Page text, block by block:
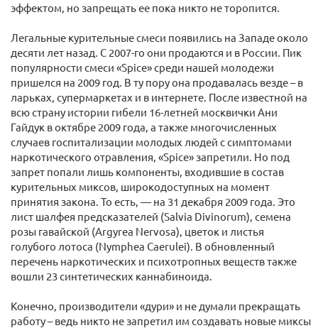
эффектом, но запрещать ее пока никто не торопится.
Легальные курительные смеси появились на Западе около
десяти лет назад. С 2007-го они продаются и в России. Пик
популярности смеси «Spice» среди нашей молодежи
пришелся на 2009 год. В ту пору она продавалась везде – в
ларьках, супермаркетах и в интернете. После известной на
всю страну истории гибели 16-летней москвички Ани
Гайдук в октябре 2009 года, а также многочисленных
случаев госпитализации молодых людей с симптомами
наркотического отравления, «Spice» запретили. Но под
запрет попали лишь компоненты, входившие в состав
курительных миксов, широкодоступных на момент
принятия закона. То есть, — на 31 декабря 2009 года. Это
лист шалфея предсказателей (Salvia Divinorum), семена
розы гавайской (Argyrea Nervosa), цветок и листья
голубого лотоса (Nymphea Caerulei). В обновленный
перечень наркотических и психотропных веществ также
вошли 23 синтетических каннабиноида.
Конечно, производители «дури» и не думали прекращать
работу – ведь никто не запретил им создавать новые миксы